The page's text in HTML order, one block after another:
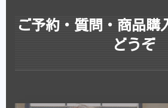
ご予約・質問・商品購
どうぞ